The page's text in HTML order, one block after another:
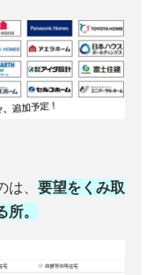
、 要望をくみ取
。